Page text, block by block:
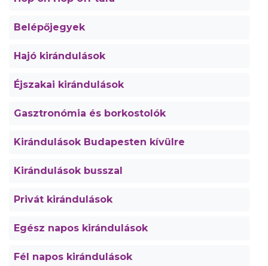
Belépőjegyek
Hajó kirándulások
Éjszakai kirándulások
Gasztronómia és borkostolók
Kirándulások Budapesten kívülre
Kirándulások busszal
Privát kirándulások
Egész napos kirándulások
Fél napos kirándulások